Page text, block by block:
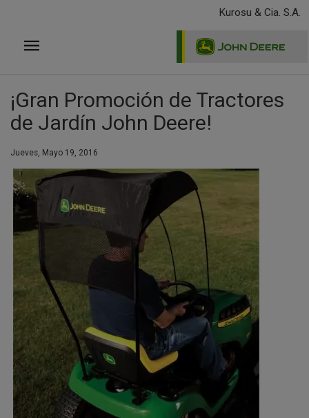
principal
Kurosu & Cia. S.A.
¡Gran Promoción de Tractores
de Jardín John Deere!
Jueves, Mayo 19, 2016